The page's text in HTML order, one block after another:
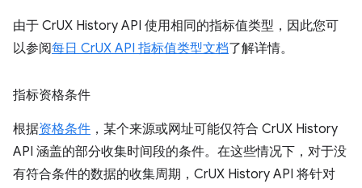
由于 CrUX History API 使用相同的指标值类型，因此您可
以参阅每日 CrUX API 指标值类型文档了解详情。
指标资格条件
根据资格条件 ，某个来源或网址可能仅符合 CrUX History
API 涵盖的部分收集时间段的条件。在这些情况下，对于没
有符合条件的数据的收集周期，CrUX History API 将针对